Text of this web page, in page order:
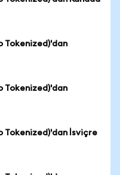
Tokenized)'dan
Tokenized)'dan
Tokenized)'dan İsviçre